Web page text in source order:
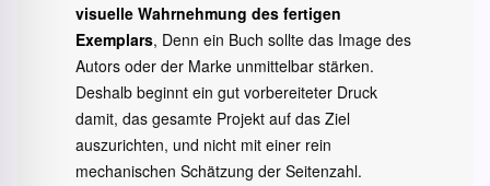
visuelle Wahrnehmung des fertigen
Exemplars, Denn ein Buch sollte das Image des
Autors oder der Marke unmittelbar stärken.
Deshalb beginnt ein gut vorbereiteter Druck
damit, das gesamte Projekt auf das Ziel
auszurichten, und nicht mit einer rein
mechanischen Schätzung der Seitenzahl.